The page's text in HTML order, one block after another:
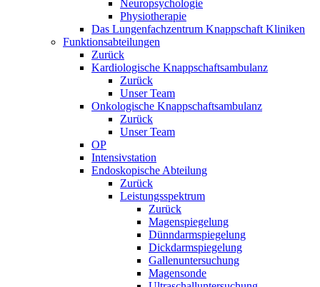
Neuropsychologie
Physiotherapie
Das Lungenfachzentrum Knappschaft Kliniken
Funktionsabteilungen
Zurück
Kardiologische Knappschaftsambulanz
Zurück
Unser Team
Onkologische Knappschaftsambulanz
Zurück
Unser Team
OP
Intensivstation
Endoskopische Abteilung
Zurück
Leistungsspektrum
Zurück
Magenspiegelung
Dünndarmspiegelung
Dickdarmspiegelung
Gallenuntersuchung
Magensonde